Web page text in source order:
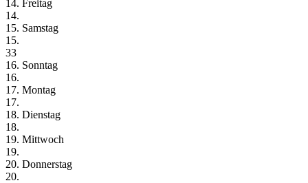
14. Freitag
14.
15. Samstag
15.
33
16. Sonntag
16.
17. Montag
17.
18. Dienstag
18.
19. Mittwoch
19.
20. Donnerstag
20.